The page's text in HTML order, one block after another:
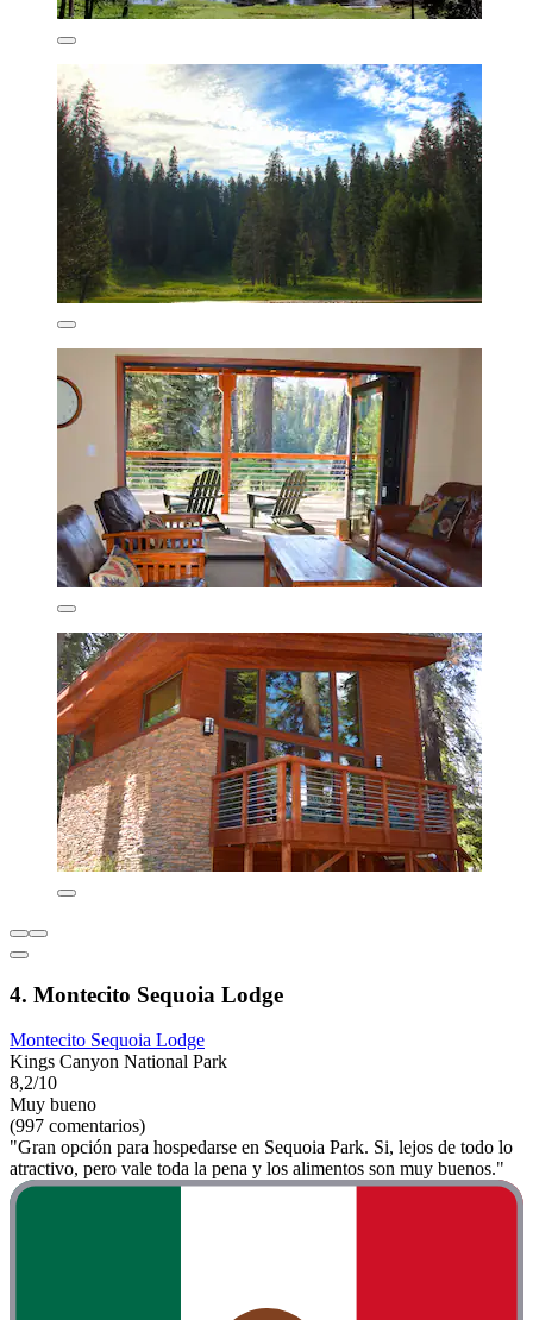
4. Montecito Sequoia Lodge
Montecito Sequoia Lodge
Kings Canyon National Park
8,2/10
Muy bueno
(997 comentarios)
"Gran opción para hospedarse en Sequoia Park. Si, lejos de todo lo
atractivo, pero vale toda la pena y los alimentos son muy buenos."